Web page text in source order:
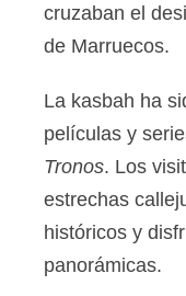
cruzaban el
de Marruecos.
La kasbah ha
películas y
Tronos. Los
estrechas
históricos y
panorámicas.